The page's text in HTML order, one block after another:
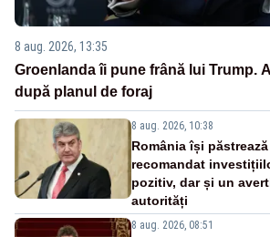
8 aug. 2026, 13:35
Groenlanda îi pune frână lui Trump.
după planul de foraj
8 aug. 2026, 10:38
România își
recomandat
pozitiv, dar și un
autorități
8 aug. 2026, 08:51